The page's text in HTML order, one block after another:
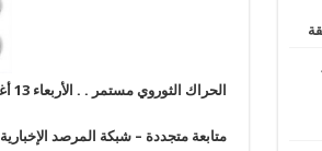
الحراك الثوروي مستمر . . الأربعاء 13 أغسطس . . عشية ذكرى رابعة مصر تنتفض
متابعة متجددة – شبكة المرصد الإخبارية